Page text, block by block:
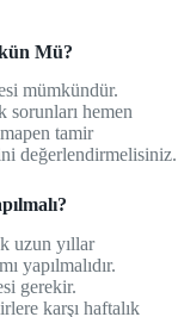
Mü?
mümkündür.
sorunları hemen
tamir
değerlendirmelisiniz.
uzun yıllar
yapılmalıdır.
gerekir.
karşı haftalık